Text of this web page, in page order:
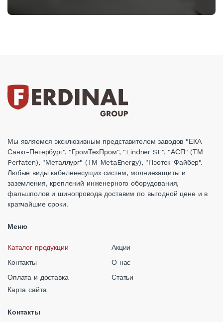
Мы являемся эксклюзивным представителем заводов "ЕКА
Санкт-Петербург", "ГромТехПром", "Lindner SE", "АСП" (ТМ
Perfaten), "Металлург" (ТМ MetaEnergy), "Пэотек-Файбер".
Любые виды кабеленесущих систем, молниезащиты и
заземления, креплений инженерного оборудования,
фальшполов и шинопровода доставим по выгодной цене и в
кратчайшие сроки.
Меню
Каталог продукции
Акции
Контакты
О нас
Оплата и доставка
Статьи
Карта сайта
Контакты